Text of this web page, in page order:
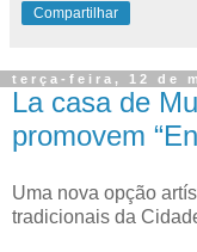
Compartilhar
terça-feira, 12 de
La casa de
promovem
Uma nova opção
tradicionais da